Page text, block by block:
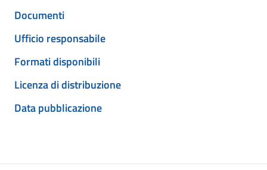
Documenti
Ufficio responsabile
Formati disponibili
Licenza di distribuzione
Data pubblicazione